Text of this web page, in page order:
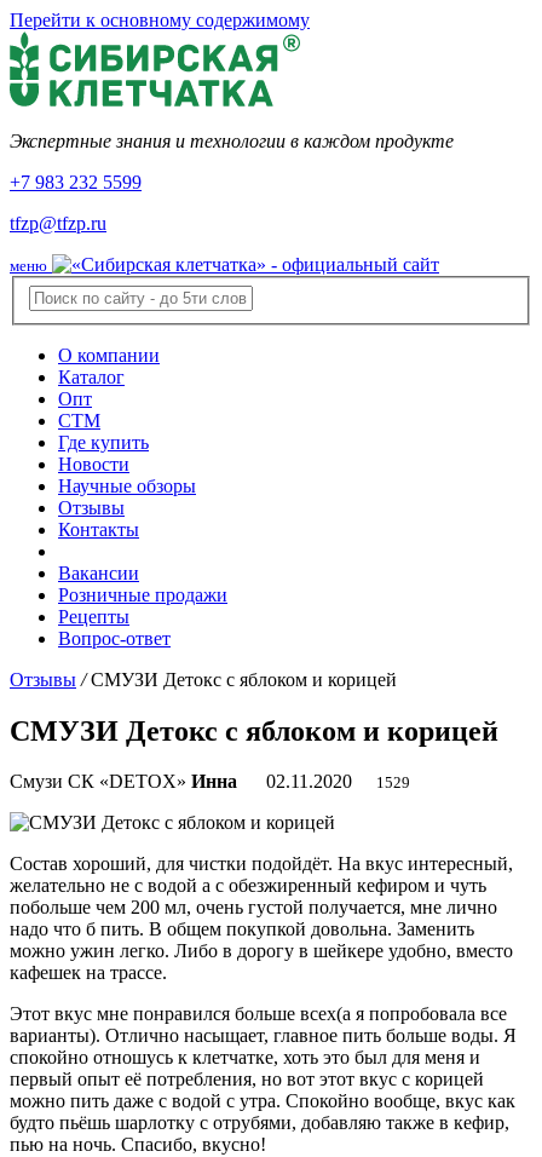
Перейти к основному содержимому
Экспертные знания и технологии в каждом продукте
+7 983 232 5599
tfzp@tfzp.ru
меню
О компании
Каталог
Опт
СТМ
Где купить
Новости
Научные обзоры
Отзывы
Контакты
Вакансии
Розничные продажи
Рецепты
Вопрос-ответ
Отзывы / СМУЗИ Детокс с яблоком и корицей
СМУЗИ Детокс с яблоком и корицей
Смузи СК «DETOX» Инна 02.11.2020 1529
Состав хороший, для чистки подойдёт. На вкус интересный,
желательно не с водой а с обезжиренный кефиром и чуть
побольше чем 200 мл, очень густой получается, мне лично
надо что б пить. В общем покупкой довольна. Заменить
можно ужин легко. Либо в дорогу в шейкере удобно, вместо
кафешек на трассе.
Этот вкус мне понравился больше всех(а я попробовала все
варианты). Отлично насыщает, главное пить больше воды. Я
спокойно отношусь к клетчатке, хоть это был для меня и
первый опыт её потребления, но вот этот вкус с корицей
можно пить даже с водой с утра. Спокойно вообще, вкус как
будто пьёшь шарлотку с отрубями, добавляю также в кефир,
пью на ночь. Спасибо, вкусно!